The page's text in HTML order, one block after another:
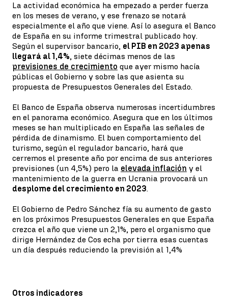
La actividad económica ha empezado a perder fuerza
en los meses de verano, y ese frenazo se notará
especialmente el año que viene. Así lo asegura el Banco
de España en su informe trimestral publicado hoy.
Según el supervisor bancario, el PIB en 2023 apenas
llegará al 1,4%, siete décimas menos de las
previsiones de crecimiento que ayer mismo hacía
públicas el Gobierno y sobre las que asienta su
propuesta de Presupuestos Generales del Estado.
El Banco de España observa numerosas incertidumbres
en el panorama económico. Asegura que en los últimos
meses se han multiplicado en España las señales de
pérdida de dinamismo. El buen comportamiento del
turismo, según el regulador bancario, hará que
cerremos el presente año por encima de sus anteriores
previsiones (un 4,5%) pero la elevada inflación y el
mantenimiento de la guerra en Ucrania provocará un
desplome del crecimiento en 2023.
El Gobierno de Pedro Sánchez fía su aumento de gasto
en los próximos Presupuestos Generales en que España
crezca el año que viene un 2,1%, pero el organismo que
dirige Hernández de Cos echa por tierra esas cuentas
un día después reduciendo la previsión al 1,4%
Otros indicadores